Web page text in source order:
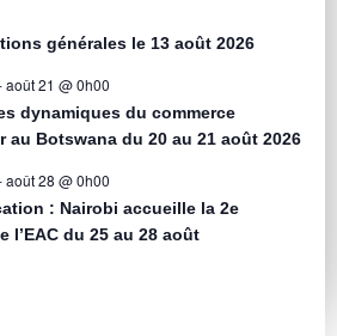
générales le 13 août 2026
août 21 @ 0h00
dynamiques du commerce
au Botswana du 20 au 21 août 2026
août 28 @ 0h00
: Nairobi accueille la 2e
l’EAC du 25 au 28 août